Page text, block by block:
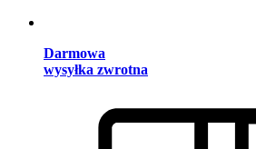
Darmowa
wysyłka zwrotna